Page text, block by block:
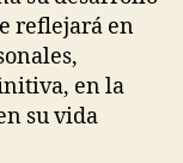
reflejará en
en la
su vida